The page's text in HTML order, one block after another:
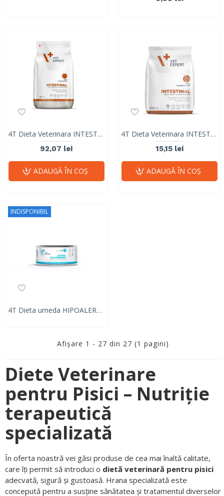
Diete Veterinare
pentru Pisici – Nutriție
terapeutică
specializată
În oferta noastră vei găsi produse de cea mai înaltă calitate,
care îți permit să introduci o dietă veterinară pentru pisici
adecvată, sigură și gustoasă. Hrana specializată este
concepută pentru a susține sănătatea și tratamentul diverselor
4T Dieta Veterinara INTESTINAL CAT, VetExpert, 2Kg
92,07 lei
ADAUGĂ ÎN COŞ
4T Dieta Veterinara INTESTINAL CAT, VetExpert, 250g
15,15 lei
ADAUGĂ ÎN COŞ
INDISPONIBIL
4T Dieta umeda HIPOALERGENIC CAT, carne de curcan, 100 gr
Afişare 1 - 27 din 27 (1 pagini)